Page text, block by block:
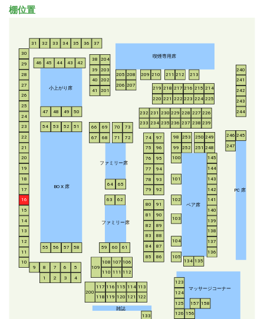
棚位置
小上がり席
BO X 席
ファミリー席
ファミリー席
喫煙専用席
ペア席
PC 席
マッサージコーナー
雑誌
1 2 3 4
5
6
7
8
9
10
11
12
13
14
15
16
17
18
19
20
21
22
23
24
25
26
27
28
29
30
31 32 33 34 35 36 37
38
39
40
41
42
43
44
45
46
47 48 49 50
51
52
53
54
55 56 57 58 59 60 61
62
63
64 65
66
67
68
69
70
71
72
73
74
75
76
77
78
79
80
81
82
83
84
85 86
87
88
89
90
91
92
93
94
95
96
97
98
99
100
101
102
103
104
105
106
107
108
109
110 111 112
113
114
115
116
117
118 119 120 121 122
123
124
125
126
133
134 135
136
137
138
139
140
141
142
143
144
145
156
157 158
200
201
202
203
204
205
206 207
208 209 210 211 212 213
214
215
216
217
218
219
220 221 222 223 224 225
226
227
228
229
230
231
232
233 234 235 236 237 238 239
240
241
242
243
244
245
246
247
248
249
250
251
252
253